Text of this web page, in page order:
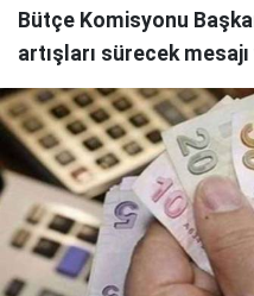
Bütçe Komisyonu
artışları sürecek